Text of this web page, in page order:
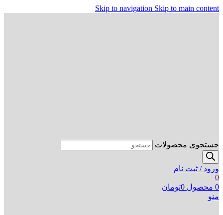
Skip to navigation Skip to main content
جستجوی محصولات
ورود / ثبت نام
0
0 محصول 0تومان
منو